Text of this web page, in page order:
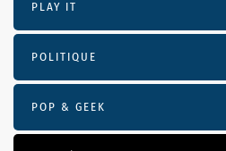
PLAY IT
POLITIQUE
POP & GEEK